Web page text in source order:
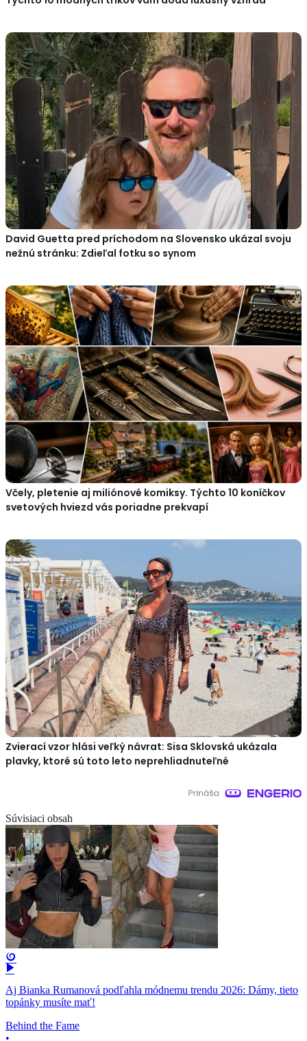
David Guetta pred príchodom na Slovensko ukázal svoju
nežnú stránku: Zdieľal fotku so synom
Včely, pletenie aj miliónové komiksy. Týchto 10 koníčkov
svetových hviezd vás poriadne prekvapí
Zvierací vzor hlási veľký návrat: Sisa Sklovská ukázala
plavky, ktoré sú toto leto neprehliadnuteľné
Súvisiaci obsah
Aj Bianka Rumanová podľahla módnemu trendu 2026: Dámy, tieto
topánky musíte mať!
Behind the Fame
•